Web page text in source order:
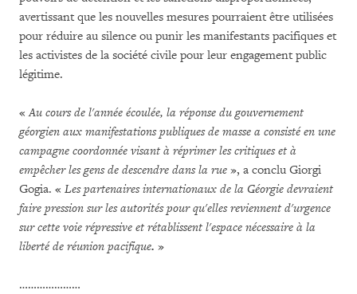
avertissant que les nouvelles mesures pourraient être utilisées
pour réduire au silence ou punir les manifestants pacifiques et
les activistes de la société civile pour leur engagement public
légitime.
«Au cours de l'année écoulée, la réponse du gouvernement
géorgien aux manifestations publiques de masse a consisté en une
campagne coordonnée visant à réprimer les critiques et à
empêcher les gens de descendre dans la rue », a conclu Giorgi
Gogia. « Les partenaires internationaux de la Géorgie devraient
faire pression sur les autorités pour qu'elles reviennent d'urgence
sur cette voie répressive et rétablissent l'espace nécessaire à la
liberté de réunion pacifique. »
…………………